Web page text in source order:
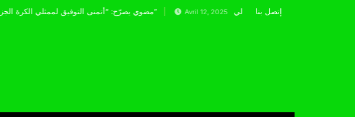
مضوي يصرّح: “أتمنى التوفيق لممثلي الكرة الجزائرية في المسابقات القارية” Avril 12, 2025 إتصل بنا